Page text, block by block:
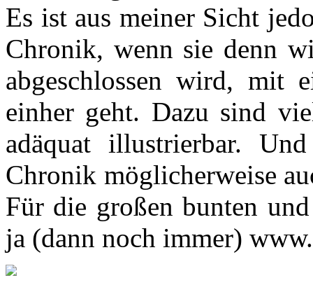
Es ist aus meiner Sicht
Chronik, wenn sie denn
abgeschlossen wird, mit
einher geht. Dazu sind
adäquat illustrierbar.
Chronik möglicherweise
Für die großen bunten
ja (dann noch immer)